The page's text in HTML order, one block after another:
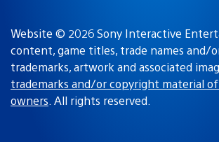
Website © 2026 Sony Interactive
content, game titles, trade names and/
trademarks, artwork and associated
trademarks and/or copyright material
owners. All rights reserved.